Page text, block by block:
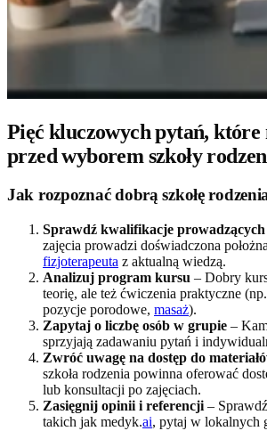
Pięć kluczowych pytań, które
przed wyborem szkoły
Jak rozpoznać dobrą szkołę
Sprawdź kwalifikacje prowadzących
zajęcia prowadzi doświadczona
fizjoterapeuta z aktualną wiedzą.
Analizuj program kursu – Dobry
teorię, ale też ćwiczenia praktyczne
pozycje porodowe, masaż).
Zapytaj o liczbę osób w grupie –
sprzyjają zadawaniu pytań i
Zwróć uwagę na dostęp do
szkoła rodzenia powinna oferować
lub konsultacji po zajęciach.
Zasięgnij opinii i referencji – Sprawdź
takich jak medyk.ai, pytaj w lokalnych